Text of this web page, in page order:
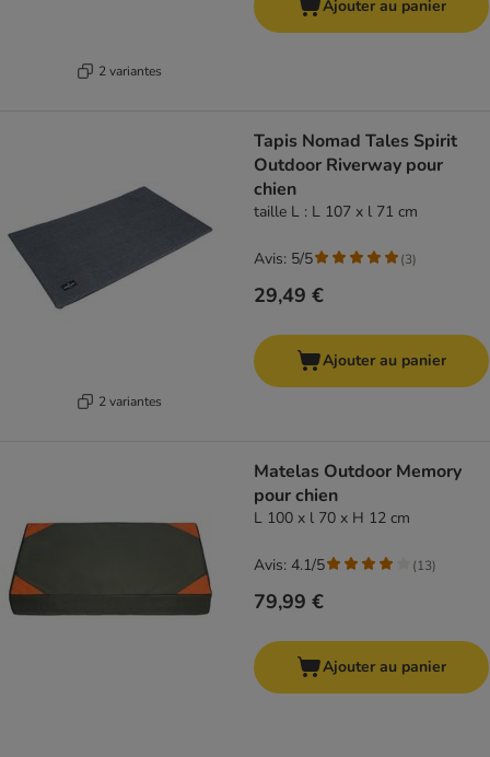
2 variantes
Ajouter au panier
2 variantes
Tapis Nomad Tales Spirit
Outdoor Riverway pour
chien
taille L : L 107 x l 71 cm
29,49 €
Avis: 5/5 (3)
Ajouter au panier
Matelas Outdoor Memory
pour chien
L 100 x l 70 x H 12 cm
79,99 €
Avis: 4.1/5 (13)
Ajouter au panier